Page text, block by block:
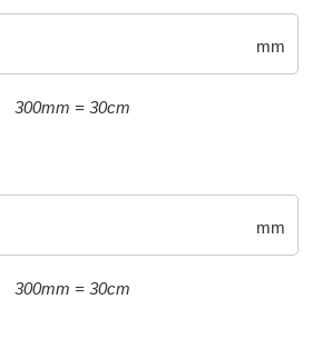
mm
300mm = 30cm
mm
300mm = 30cm